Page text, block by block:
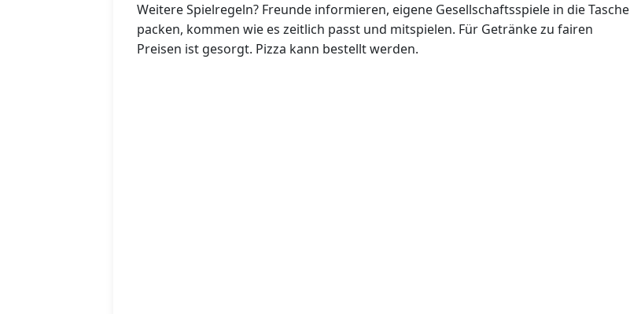
Weitere Spielregeln? Freunde informieren, eigene Gesellschaftsspiele in die Tasche
packen, kommen wie es zeitlich passt und mitspielen. Für Getränke zu fairen
Preisen ist gesorgt. Pizza kann bestellt werden.